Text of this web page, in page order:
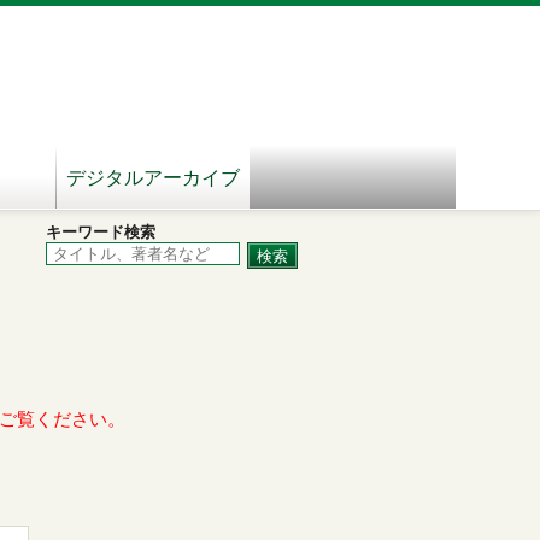
デジタルアーカイブ
キーワード検索
覧ください。